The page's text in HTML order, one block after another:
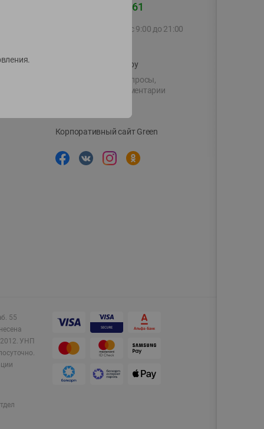
+375 44 560-60-61
Call-центр работает с 9:00 до 21:00
shop@green-market.by
Пишите нам свои вопросы,
предложения и комментарии
Корпоративный сайт Green
55
УНП